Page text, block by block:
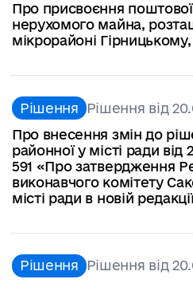
Про присвоєння поштової
нерухомого майна,
мікрорайоні
Рішення Рішення від
Про внесення змін до
районної у місті ради
591 «Про затвердження
виконавчого комітету
місті ради в новій
Рішення Рішення від